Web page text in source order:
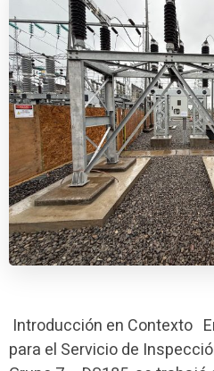
Introducción en Contexto
para el Servicio de